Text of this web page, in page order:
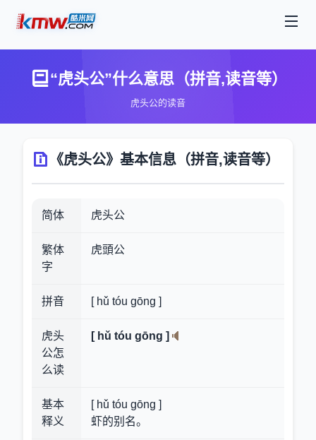
“虎头公”什么意思（拼音,读音等）
虎头公的读音
《虎头公》基本信息（拼音,读音等）
简体 虎头公
繁体
字
虎頭公
拼音 [ hǔ tóu gōng ]
虎头
公怎
么读
[ hǔ tóu gōng ]
基本
释义
[ hǔ tóu gōng ]
虾的别名。